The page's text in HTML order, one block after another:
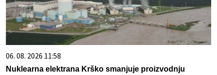
06. 08. 2026 11:58
Nuklearna elektrana Krško smanjuje proizvodnju